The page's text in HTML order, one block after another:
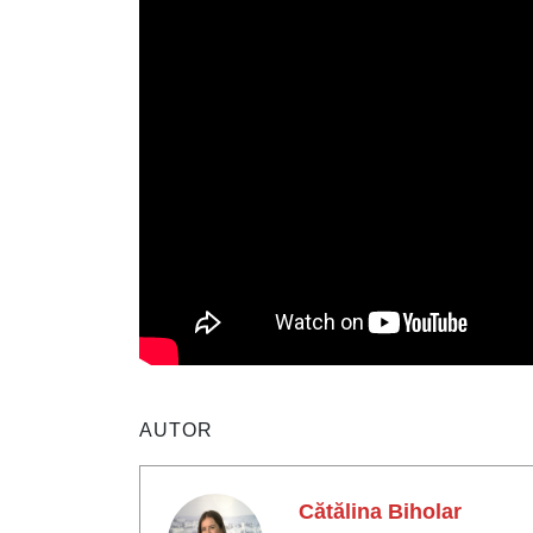
AUTOR
Cătălina Biholar